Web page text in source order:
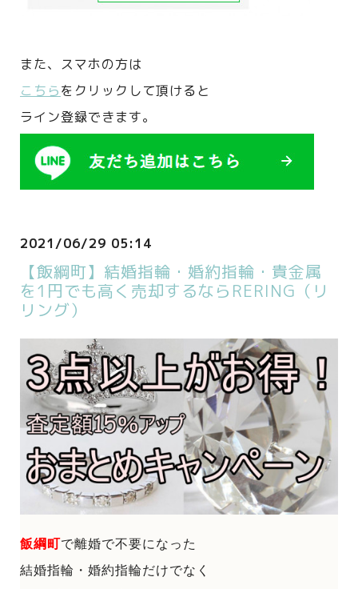
また、 スマホの方は
こちらをクリックして頂けると
ライン登録できます。
2021/06/29 05:14
【飯綱町】結婚指輪・婚約指輪・貴金属
を1円でも高く売却するならRERING（リ
リング）
飯綱町で離婚で不要になった
結婚指輪・婚約指輪だけでなく